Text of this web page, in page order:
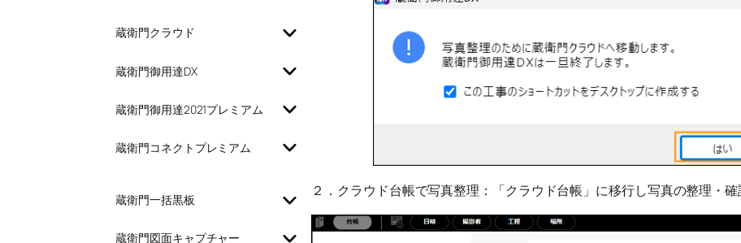
蔵衛門クラウド
蔵衛門御用達DX
蔵衛門御用達2021プレミアム
蔵衛門コネクトプレミアム
蔵衛門一括黒板
蔵衛門図面キャプチャー
２．クラウド台帳で写真整理：「クラウド台帳」に移行し写真の整理・確